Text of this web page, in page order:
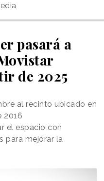
pasará a
de 2025
al recinto ubicado en
2016
el espacio con
para mejorar la